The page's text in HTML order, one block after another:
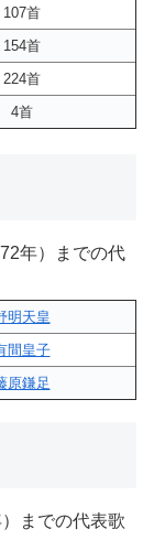
107首
154首
224首
4首
年）までの代
明天皇
間皇子
原鎌足
までの代表歌